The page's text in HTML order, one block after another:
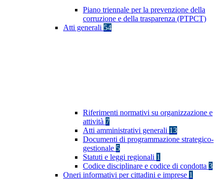
Piano triennale per la prevenzione della
corruzione e della trasparenza (PTPCT)
Atti generali 54
Riferimenti normativi su organizzazione e
attività 7
Atti amministrativi generali 13
Documenti di programmazione strategico-
gestionale 5
Statuti e leggi regionali 1
Codice disciplinare e codice di condotta 3
Oneri informativi per cittadini e imprese 1